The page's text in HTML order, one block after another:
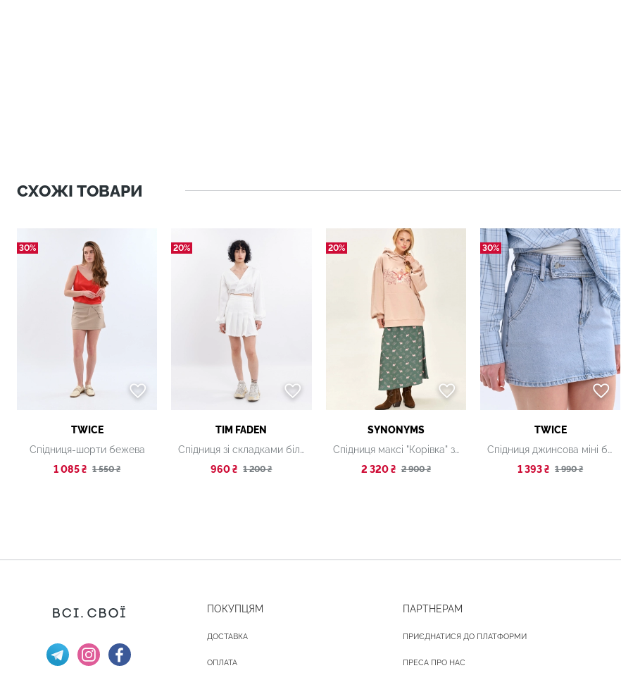
СХОЖІ ТОВАРИ
30%
TWICE
Спідниця-шорти бежева
1 085 ₴ 1 550 ₴
20%
TIM FADEN
Спідниця зі складками біла
960 ₴
1 200 ₴
20%
SYNONYMS
Спідниця максі "Корівка" зелена
2 320 ₴ 2 900 ₴
30%
TWICE
Спідниця джинсова міні блакитна
1 393 ₴ 1 990 ₴
ПОКУПЦЯМ
ДОСТАВКА
ОПЛАТА
ПАРТНЕРАМ
ПРИЄДНАТИСЯ ДО ПЛАТФОРМИ
ПРЕСА ПРО НАС